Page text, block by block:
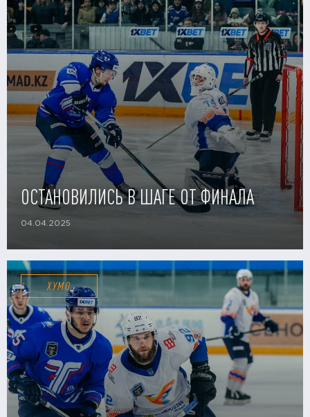
ОСТАНОВИЛИСЬ В ШАГЕ ОТ ФИНАЛА
04.04.2025
ХУМО